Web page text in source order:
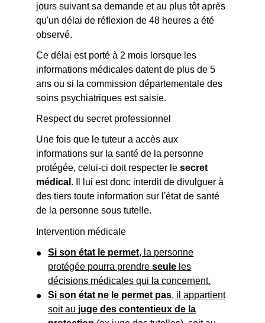
jours suivant sa demande et au plus tôt après
qu'un délai de réflexion de 48 heures a été
observé.
Ce délai est porté à 2 mois lorsque les
informations médicales datent de plus de 5
ans ou si la commission départementale des
soins psychiatriques est saisie.
Respect du secret professionnel
Une fois que le tuteur a accès aux
informations sur la santé de la personne
protégée, celui-ci doit respecter lesecret
médical . Il lui est donc interdit de divulguer à
des tiers toute information sur l'état de santé
de la personne sous tutelle.
Intervention médicale
Si son état le permet, la personne
protégée pourra prendreseule les
décisions médicales qui la concernent.
Si son état ne le permet pas, il appartient
soit au juge des contentieux de la